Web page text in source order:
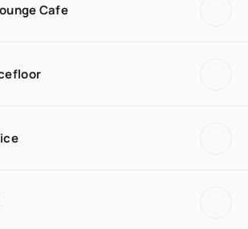
Cafe